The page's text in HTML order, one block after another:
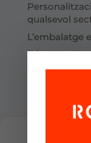
qualsevol
L’embalatge
Tria peces
l’embalatge